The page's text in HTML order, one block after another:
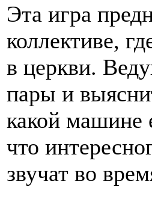
Эта игра
коллективе,
в церкви.
пары и
какой машине
что
звучат во